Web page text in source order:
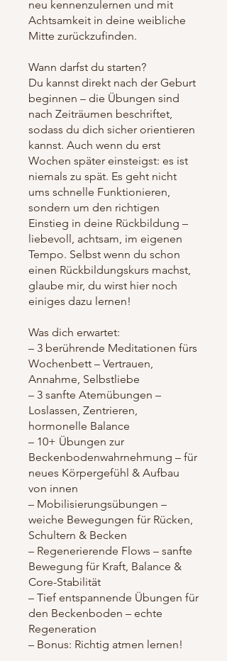
neu kennenzulernen und mit
Achtsamkeit in deine weibliche
Mitte zurückzufinden.
Wann darfst du starten?
Du kannst direkt nach der Geburt
beginnen – die Übungen sind
nach Zeiträumen beschriftet,
sodass du dich sicher orientieren
kannst. Auch wenn du erst
Wochen später einsteigst: es ist
niemals zu spät. Es geht nicht
ums schnelle Funktionieren,
sondern um den richtigen
Einstieg in deine Rückbildung –
liebevoll, achtsam, im eigenen
Tempo. Selbst wenn du schon
einen Rückbildungskurs machst,
glaube mir, du wirst hier noch
einiges dazu lernen!
Was dich erwartet:
– 3 berührende Meditationen fürs
Wochenbett – Vertrauen,
Annahme, Selbstliebe
– 3 sanfte Atemübungen –
Loslassen, Zentrieren,
hormonelle Balance
– 10+ Übungen zur
Beckenbodenwahrnehmung – für
neues Körpergefühl & Aufbau
von innen
– Mobilisierungsübungen –
weiche Bewegungen für Rücken,
Schultern & Becken
– Regenerierende Flows – sanfte
Bewegung für Kraft, Balance &
Core-Stabilität
– Tief entspannende Übungen für
den Beckenboden – echte
Regeneration
– Bonus: Richtig atmen lernen!